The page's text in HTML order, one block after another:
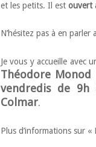
et les petits. Il est ouvert
N’hésitez pas à en
Je vous y accueille avec
Théodore Monod
vendredis de 9h
Colmar.
Plus d’informations sur «